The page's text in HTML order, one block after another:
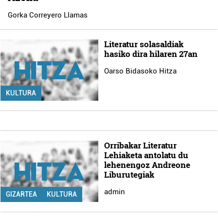
Gorka Correyero Llamas
KULTURA
Literatur solasaldiak
hasiko dira hilaren 27an
Oarso Bidasoko Hitza
GIZARTEA KULTURA
Orribakar Literatur
Lehiaketa antolatu du
lehenengoz Andreone
Liburutegiak
admin